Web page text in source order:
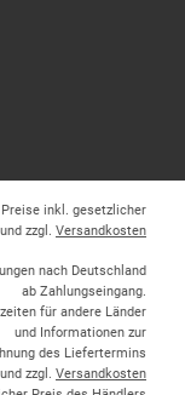
inkl. gesetzlicher
zzgl. Versandkosten
nach Deutschland
ab Zahlungseingang.
für andere Länder
und Informationen zur
des Liefertermins
zzgl. Versandkosten